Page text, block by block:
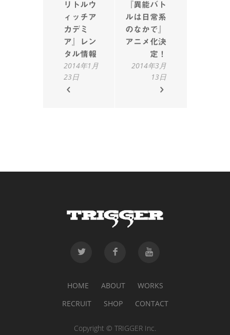
リトルウ
ィッチア
カデミ
ア』レン
タル情報
2014年1月
23日
『異能バト
ルは日常系
のなかで』
アニメ化決
定！
2014年3月
13日
HOME ABOUT
WORKS
RECRUIT
SHOP CONTACT
Copyright © TRIGGER Inc.